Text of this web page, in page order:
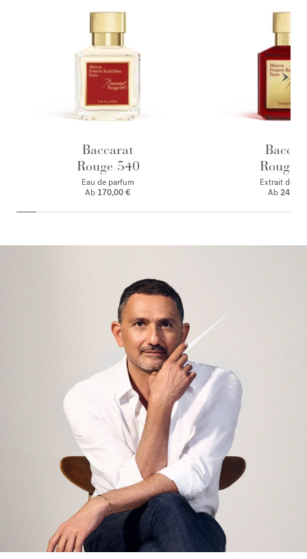
Baccarat
Rouge 540
Eau de parfum
Ab 170,00 €
Rouge
Extrait de
Ab